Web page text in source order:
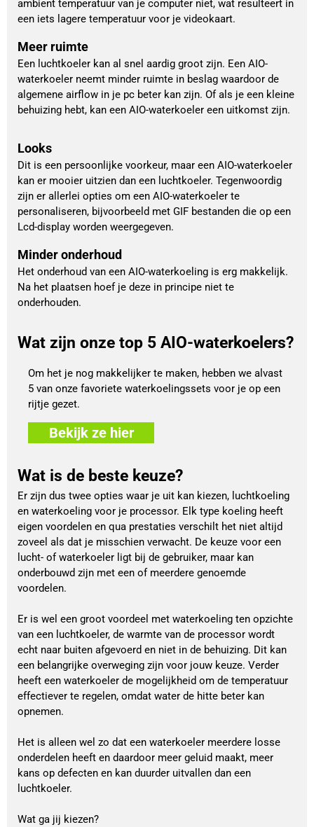
ambient temperatuur van je computer niet, wat resulteert in
een iets lagere temperatuur voor je videokaart.
Meer ruimte
Een luchtkoeler kan al snel aardig groot zijn. Een AIO-
waterkoeler neemt minder ruimte in beslag waardoor de
algemene airflow in je pc beter kan zijn. Of als je een kleine
behuizing hebt, kan een AIO-waterkoeler een uitkomst zijn.
Looks
Dit is een persoonlijke voorkeur, maar een AIO-waterkoeler
kan er mooier uitzien dan een luchtkoeler. Tegenwoordig
zijn er allerlei opties om een AIO-waterkoeler te
personaliseren, bijvoorbeeld met GIF bestanden die op een
Lcd-display worden weergegeven.
Minder onderhoud
Het onderhoud van een AIO-waterkoeling is erg makkelijk.
Na het plaatsen hoef je deze in principe niet te
onderhouden.
Wat zijn onze top 5 AIO-waterkoelers?
Om het je nog makkelijker te maken, hebben we alvast
5 van onze favoriete waterkoelingssets voor je op een
rijtje gezet.
Bekijk ze hier
Wat is de beste keuze?
Er zijn dus twee opties waar je uit kan kiezen, luchtkoeling
en waterkoeling voor je processor. Elk type koeling heeft
eigen voordelen en qua prestaties verschilt het niet altijd
zoveel als dat je misschien verwacht. De keuze voor een
lucht- of waterkoeler ligt bij de gebruiker, maar kan
onderbouwd zijn met een of meerdere genoemde
voordelen.
Er is wel een groot voordeel met waterkoeling ten opzichte
van een luchtkoeler, de warmte van de processor wordt
echt naar buiten afgevoerd en niet in de behuizing. Dit kan
een belangrijke overweging zijn voor jouw keuze. Verder
heeft een waterkoeler de mogelijkheid om de temperatuur
effectiever te regelen, omdat water de hitte beter kan
opnemen.
Het is alleen wel zo dat een waterkoeler meerdere losse
onderdelen heeft en daardoor meer geluid maakt, meer
kans op defecten en kan duurder uitvallen dan een
luchtkoeler.
Wat ga jij kiezen?